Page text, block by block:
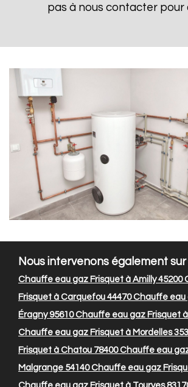
pas à nous contacter pour
Nous intervenons également sur
Chauffe eau gaz Frisquet à Amilly 45200
Frisquet à Carquefou 44470Chauffe eau
Éragny 95610Chauffe eau gaz Frisquet
Chauffe eau gaz Frisquet à Mordelles
Frisquet à Chatou 78400Chauffe eau
Malgrange 54140Chauffe eau gaz